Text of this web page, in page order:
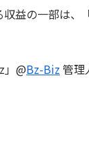
益の一部は、
」@Bz-Biz 管理